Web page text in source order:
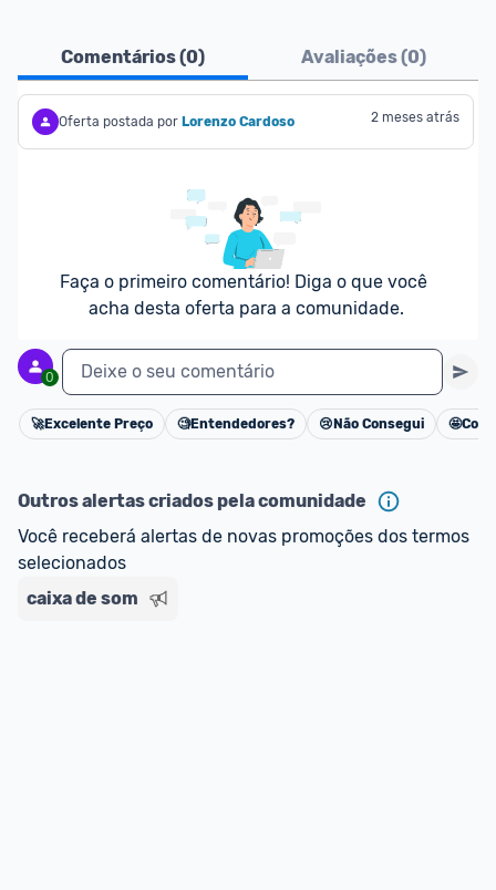
Comentários (0) Avaliações (0)
Oferta postada por Lorenzo Cardoso 2 meses atrás
Faça o primeiro comentário! Diga o que você
acha desta oferta para a comunidade.
0 Deixe o seu comentário
Cancelar
🚀Excelente Preço 🧐Entendedores? 😢 Não Consegui 🤩
Outros alertas criados pela comunidade
Você receberá alertas de novas promoções dos termos
selecionados
caixa de som